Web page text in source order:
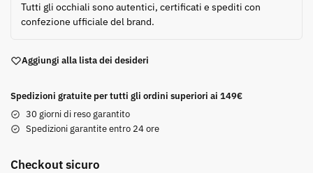
Tutti gli occhiali sono autentici, certificati e spediti con
confezione ufficiale del brand.
Aggiungi alla lista dei desideri
Spedizioni gratuite per tutti gli ordini superiori ai 149€
30 giorni di reso garantito
Spedizioni garantite entro 24 ore
Checkout sicuro